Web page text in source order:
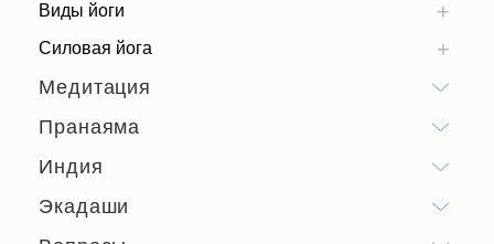
Виды йоги
Силовая йога
Медитация
Пранаяма
Индия
Экадаши